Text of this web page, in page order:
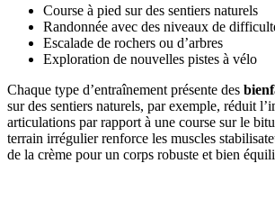
Course à pied sur des sentiers naturels
Randonnée avec des niveaux de
Escalade de rochers ou d’arbres
Exploration de nouvelles pistes à vélo
Chaque type d’entraînement présente des
sur des sentiers naturels, par exemple, réduit
articulations par rapport à une course sur le
terrain irrégulier renforce les muscles
de la crème pour un corps robuste et bien